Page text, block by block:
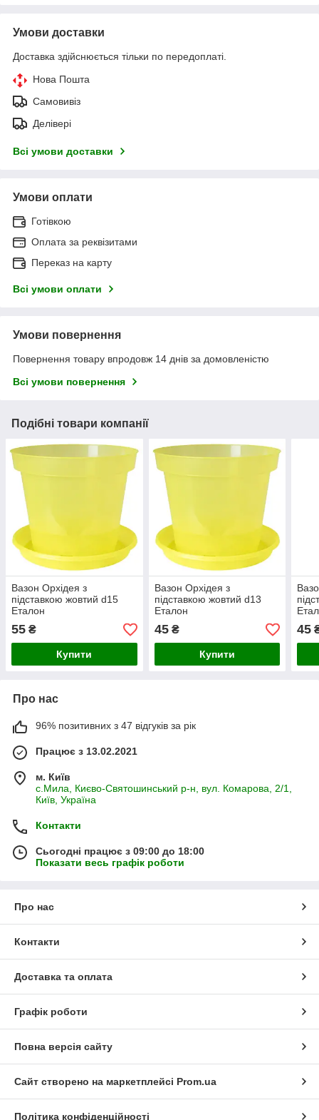
Умови доставки
Доставка здійснюється тільки по передоплаті.
Нова Пошта
Самовивіз
Делівері
Всі умови доставки
Умови оплати
Готівкою
Оплата за реквізитами
Переказ на карту
Всі умови оплати
Умови повернення
Повернення товару впродовж 14 днів за домовленістю
Всі умови повернення
Подібні товари компанії
Вазон Орхідея з
підставкою жовтий d15
Еталон
55 ₴
Купити
Вазон Орхідея з
підставкою жовтий d13
Еталон
45₴
Купити
45
Про нас
96% позитивних з 47 відгуків за рік
Працює з 13.02.2021
м. Київ
с.Мила, Києво-Святошинський р-н, вул. Комарова, 2/1,
Київ, Україна
Контакти
Сьогодні працює з 09:00 до 18:00
Показати весь графік роботи
Про нас
Контакти
Доставка та оплата
Графік роботи
Повна версія сайту
Сайт створено на маркетплейсі Prom.ua
Політика конфіденційності